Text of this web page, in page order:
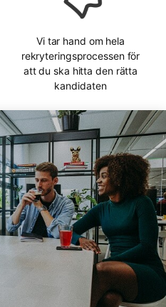
Vi tar hand om hela
rekryteringsprocessen för
att du ska hitta den rätta
kandidaten